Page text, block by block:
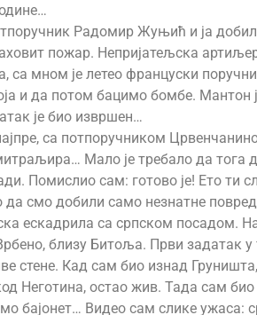
Радомир Жуњић и ја
пожар. Непријатељска
са мном је летео француски
и да потом бацимо бомбе.
је био извршен…
са потпоручником
Мало је требало да
Помислио сам: готово је! Ето ти
да смо добили само незнатне
ескадрила са српском посадом.
близу Битоља. Први
стене. Кад сам био изнад
Неготина, остао жив. Тада сам
бајонет… Видео сам слике ужаса: